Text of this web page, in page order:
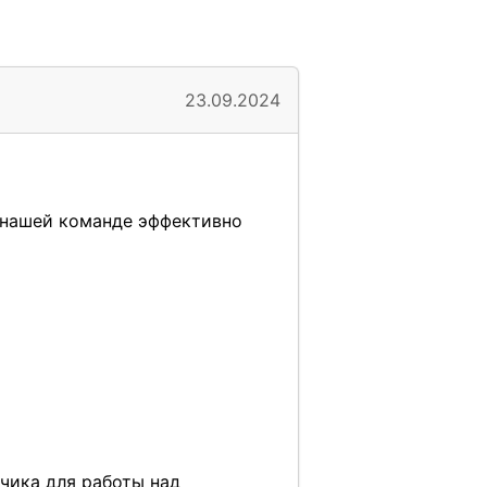
23.09.2024
команде эффективно
для работы над